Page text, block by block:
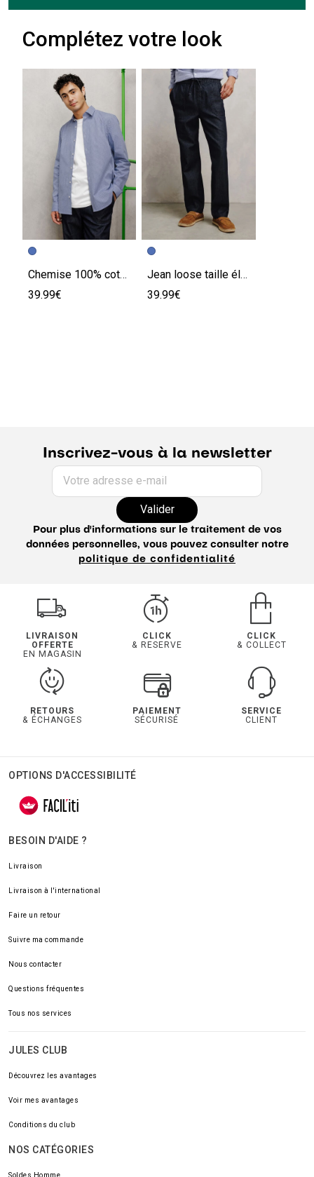
Complétez votre look
Chemise 100% coton slim à carreaux
39.99€
Jean loose taille élastiquée
39.99€
Inscrivez-vous à la newsletter
Votre adresse e-mail
Valider
Pour plus d'informations sur le traitement de vos
données personnelles, vous pouvez consulter notre
politique de confidentialité
LIVRAISON
OFFERTE
EN MAGASIN
CLICK
& RESERVE
CLICK
& COLLECT
RETOURS
& ÉCHANGES
PAIEMENT
SÉCURISÉ
SERVICE
CLIENT
OPTIONS D'ACCESSIBILITÉ
BESOIN D'AIDE ?
Livraison
Livraison à l'international
Faire un retour
Suivre ma commande
Nous contacter
Questions fréquentes
Tous nos services
JULES CLUB
Découvrez les avantages
Voir mes avantages
Conditions du club
NOS CATÉGORIES
Soldes Homme